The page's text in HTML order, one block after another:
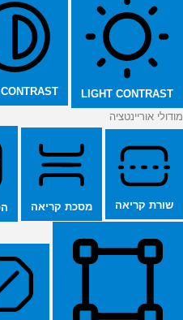
LIGHT CONTRAST
מודולי אוריינטציה
שורת קריאה מסכת קריאה